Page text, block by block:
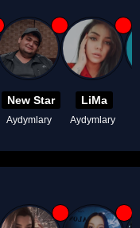
New Star
Aydymlary
LiMa
Aydymlary